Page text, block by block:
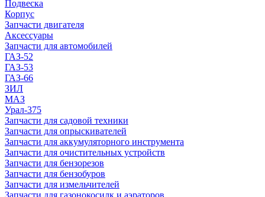
Подвеска
Корпус
Запчасти двигателя
Аксессуары
Запчасти для автомобилей
ГАЗ-52
ГАЗ-53
ГАЗ-66
ЗИЛ
МАЗ
Урал-375
Запчасти для садовой техники
Запчасти для опрыскивателей
Запчасти для аккумуляторного инструмента
Запчасти для очистительных устройств
Запчасти для бензорезов
Запчасти для бензобуров
Запчасти для измельчителей
Запчасти для газонокосилк и аэраторов